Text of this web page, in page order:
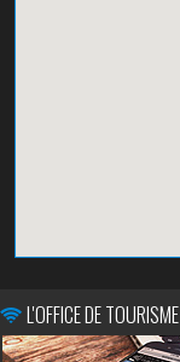
L'OFFICE DE TOURISME